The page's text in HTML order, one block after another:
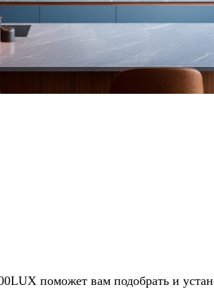
поможет вам подобрать и